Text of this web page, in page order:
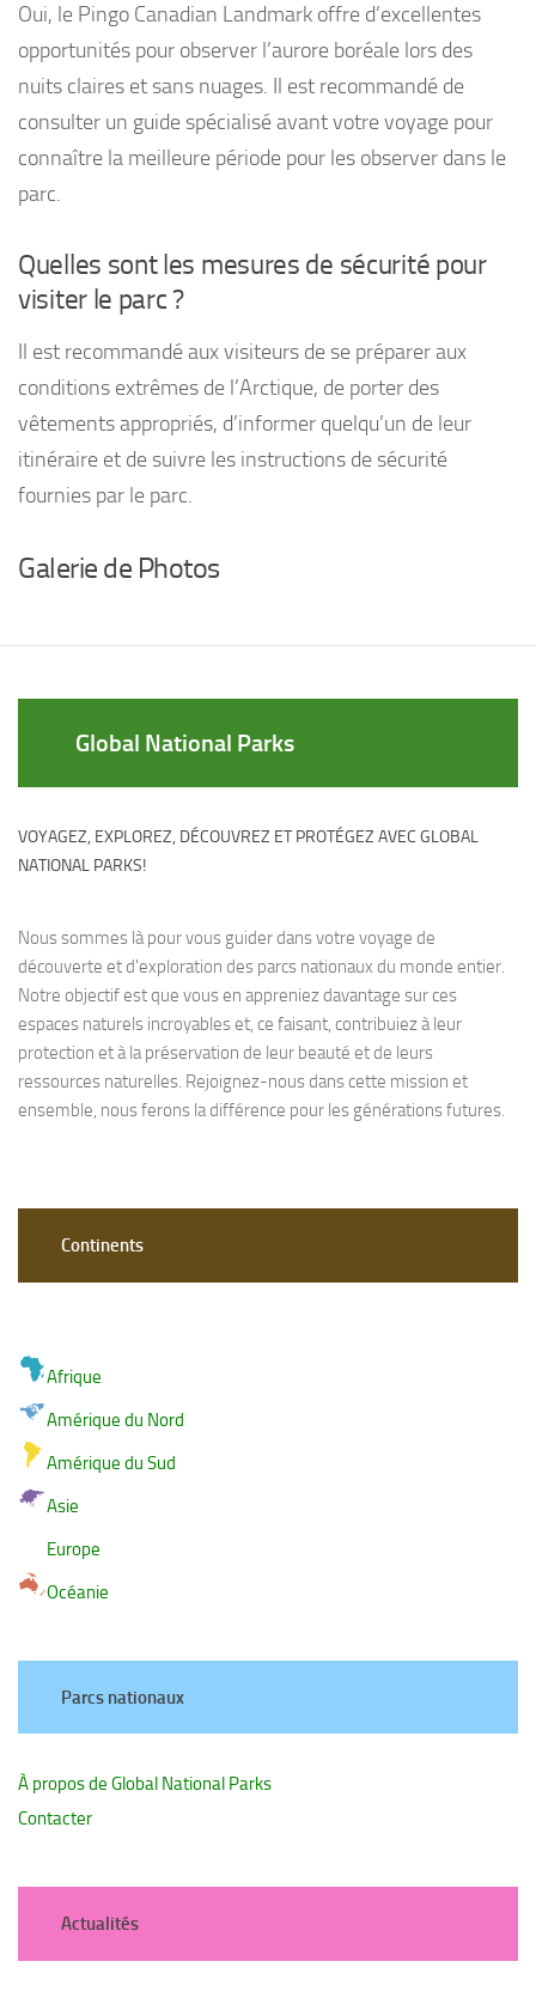
Oui, le Pingo Canadian Landmark offre d’excellentes
opportunités pour observer l’aurore boréale lors des
nuits claires et sans nuages. Il est recommandé de
consulter un guide spécialisé avant votre voyage pour
connaître la meilleure période pour les observer dans le
parc.
Quelles sont les mesures de sécurité pour
visiter le parc ?
Il est recommandé aux visiteurs de se préparer aux
conditions extrêmes de l’Arctique, de porter des
vêtements appropriés, d’informer quelqu’un de leur
itinéraire et de suivre les instructions de sécurité
fournies par le parc.
Galerie de Photos
Global National Parks
VOYAGEZ, EXPLOREZ, DÉCOUVREZ ET PROTÉGEZ AVEC GLOBAL
NATIONAL PARKS!
Nous sommes là pour vous guider dans votre voyage de
découverte et d'exploration des parcs nationaux du monde entier.
Notre objectif est que vous en appreniez davantage sur ces
espaces naturels incroyables et, ce faisant, contribuiez à leur
protection et à la préservation de leur beauté et de leurs
ressources naturelles. Rejoignez-nous dans cette mission et
ensemble, nous ferons la différence pour les générations futures.
Continents
Afrique
Amérique du Nord
Amérique du Sud
Asie
Europe
Océanie
Parcs nationaux
À propos de Global National Parks
Contacter
Actualités